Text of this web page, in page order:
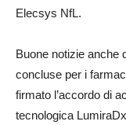
Elecsys NfL.
Buone notizie anche
concluse per i
firmato l’accordo di
tecnologica